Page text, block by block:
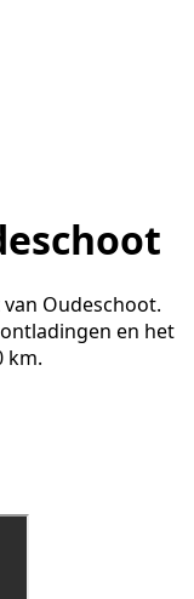
Oudeschoot.
en het
km.